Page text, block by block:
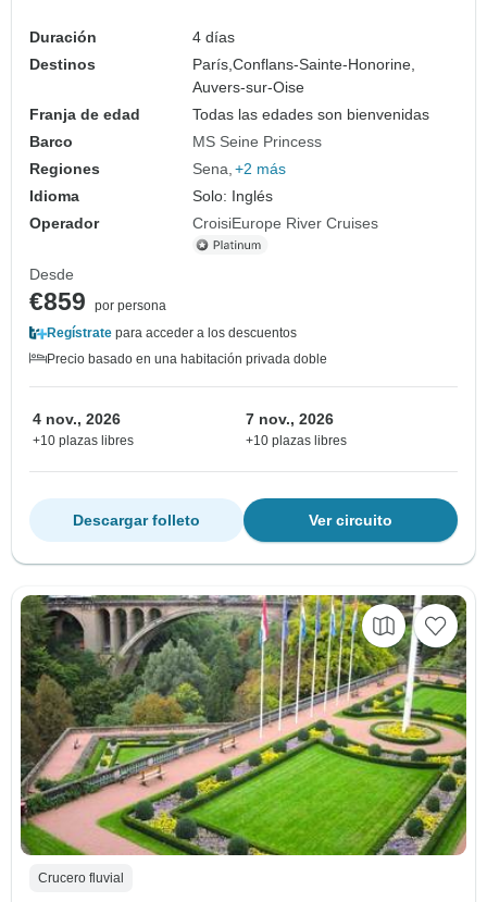
Duración
4 días
Destinos
París,Conflans-Sainte-Honorine,
Auvers-sur-Oise
Franja de edad
Todas las edades son bienvenidas
Barco
MS Seine Princess
Regiones
Sena +2 más
Idioma
Solo: Inglés
Operador
CroisiEurope River Cruises
Desde
€859
por persona
Regístrate para acceder a los descuentos
Precio basado en una habitación privada doble
4 nov., 2026
+10 plazas libres
7 nov., 2026
+10 plazas libres
Ver circuito
Descargar folleto
Crucero fluvial